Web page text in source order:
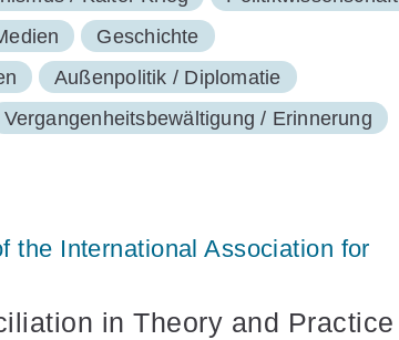
Geschichte
Außenpolitik / Diplomatie
Vergangenheitsbewältigung / Erinnerung
the International Association for
in Theory and Practice